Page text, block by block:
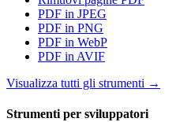
PDF in JPEG
PDF in PNG
PDF in WebP
PDF in AVIF
Visualizza tutti gli strumenti →
Strumenti per sviluppatori